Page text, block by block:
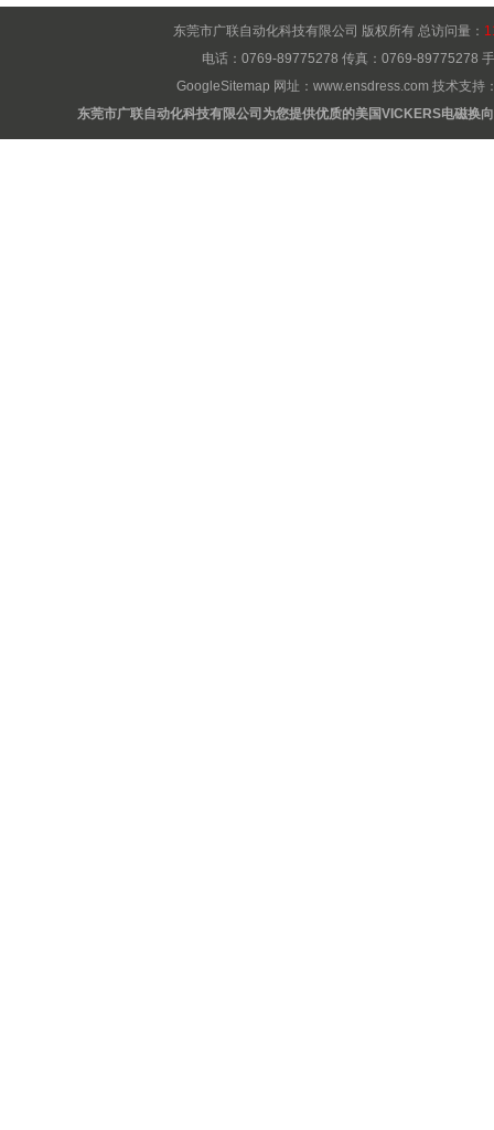
东莞市广联自动化科技有限公司 版权所有 总访问量：
电话：0769-89775278 传真：0769-89775278
GoogleSitemap 网址： www.ensdress.com 技术支持
东莞市广联自动化科技有限公司为您提供优质的美国VICKERS电磁换